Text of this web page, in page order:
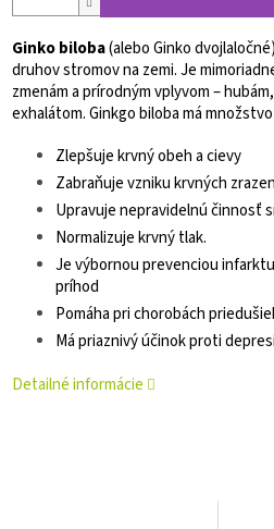
Ginko biloba(alebo Ginko
druhov stromov na zemi. Je
zmenám a prírodným vplyvom –
exhalátom.Ginkgo biloba má
Zlepšuje krvný obeh a cievy
Zabraňuje vzniku krvných
Upravuje nepravidelnú činnosť
Normalizuje krvný tlak.
Je výbornou prevenciou
príhod
Pomáha pri chorobách
Má priaznivý účinok proti
Detailné informácie